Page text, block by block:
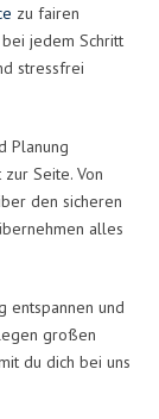
zu fairen
jedem Schritt
stressfrei
Planung
Seite. Von
den sicheren
alles
entspannen und
großen
du dich bei uns